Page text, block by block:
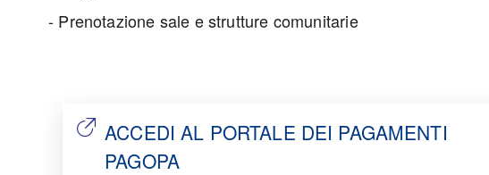
- Prenotazione sale e strutture comunitarie
ACCEDI AL PORTALE DEI PAGAMENTI
PAGOPA